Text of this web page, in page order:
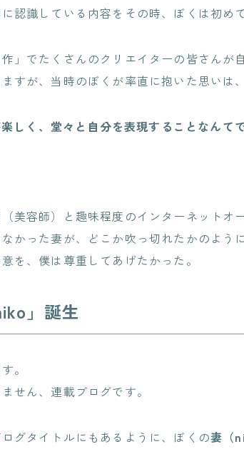
認識している内容をその時、ぼくは初め
」でたくさんのクリエイターの皆さんが
すが、当時のぼくが率直に抱いた思いは、
しく、堂々と自分を表現することなんて
美容師）と趣味程度のインターネットオ
かった妻が、どこか吹っ切れたかのよう
を、僕は尊重してあげたかった。
」誕生
。
せん、連載ブログです。
グタイトルにもあるように、ぼくの妻（